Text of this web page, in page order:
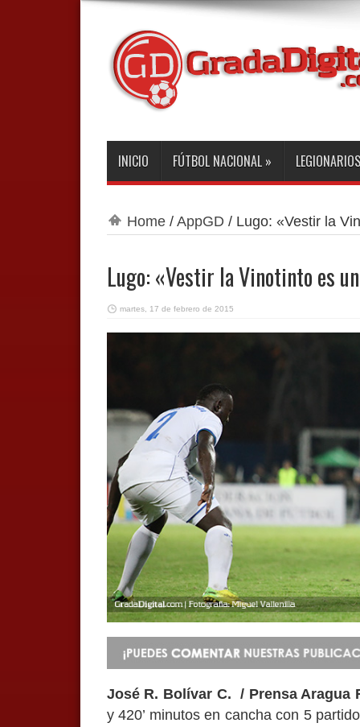
INICIO FÚTBOL NACIONAL » LEGIONARIOS
Home/ AppGD / Lugo: «Vestir la
Lugo: «Vestir la Vinotinto es
martes, 17 de febrero de 2015
José R. Bolívar C. / Prensa Aragua
y 420’ minutos en cancha con 5